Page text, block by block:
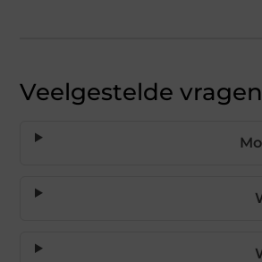
Veelgestelde vragen